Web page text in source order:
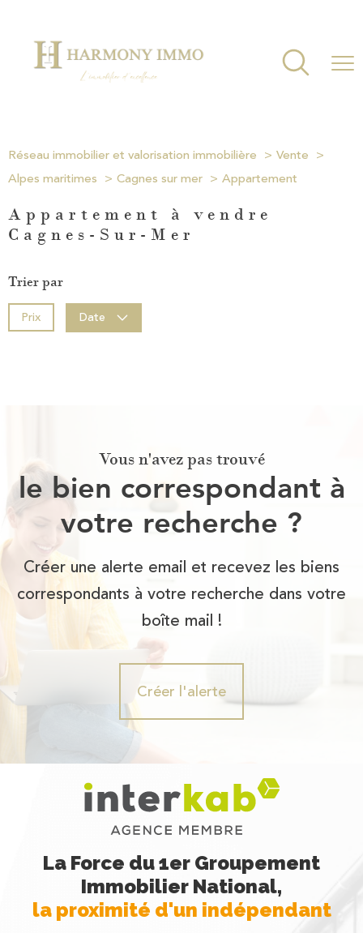
Réseau immobilier et valorisation immobilière
Vente
Alpes maritimes
Cagnes sur mer Appartement
Appartement à vendre
Cagnes-Sur-Mer
Trier par
Prix Date
Vous n'avez pas trouvé
le bien correspondant à
votre recherche ?
Créer une alerte email et recevez les biens
correspondants à votre recherche dans votre
boîte mail !
Créer l'alerte
La Force du 1er Groupement
Immobilier National,
la proximité d'un indépendant